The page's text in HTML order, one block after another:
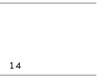
14